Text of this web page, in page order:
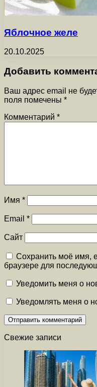
Яблочное желе
20.10.2025
Добавить
Ваш адрес email не
поля помечены *
Комментарий *
Имя *
Email *
Сайт
Сохранить моё имя,
браузере для
Уведомить меня о
Уведомлять меня о
Свежие записи